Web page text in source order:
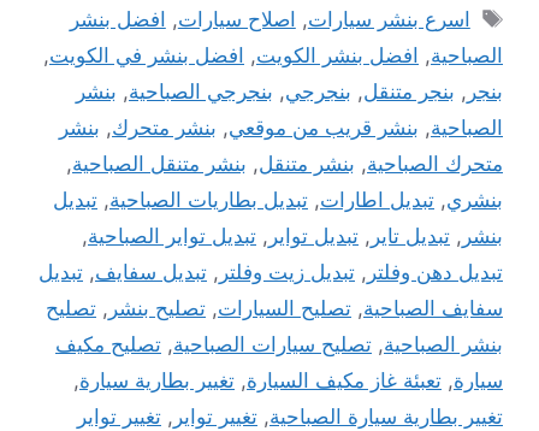
الوسوم
اسرع بنشر سيارات, اصلاح سيارات, افضل بنشر
الصباحية, افضل بنشر الكويت, افضل بنشر في الكويت,
بنجر , بنجر متنقل, بنجرجي, بنجرجي الصباحية, بنشر
الصباحية, بنشر قريب من موقعي, بنشر متحرك, بنشر
متحرك الصباحية, بنشر متنقل, بنشر متنقل الصباحية,
بنشري, تبديل اطارات, تبديل بطاريات الصباحية, تبديل
بنشر , تبديل تاير , تبديل تواير , تبديل تواير الصباحية,
تبديل دهن وفلتر , تبديل زيت وفلتر , تبديل سفايف, تبديل
سفايف الصباحية, تصليح السيارات, تصليح بنشر , تصليح
بنشر الصباحية, تصليح سيارات الصباحية, تصليح مكيف
سيارة, تعبئة غاز مكيف السيارة, تغيير بطارية سيارة,
تغيير بطارية سيارة الصباحية, تغيير تواير , تغيير تواير